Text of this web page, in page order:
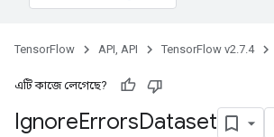
TensorFlow API, API TensorFlow v2.7.4
এটি কাজে লেগেছে?
IgnoreErrorsDataset